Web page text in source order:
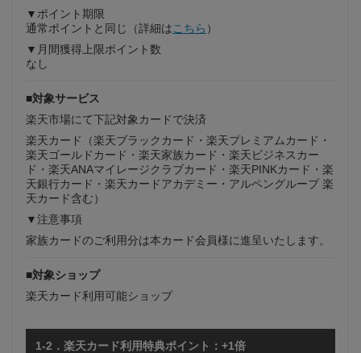
▼ポイント期限
通常ポイントと同じ（詳細は こちら ）
▼月間獲得上限ポイント数
なし
■対象サービス
楽天市場にて下記対象カードで決済
楽天カード（楽天ブラックカード・楽天プレミアムカード・
楽天ゴールドカード・楽天家族カード・楽天ビジネスカー
ド・楽天ANAマイレージクラブカード・楽天PINKカード・楽
天銀行カード・楽天カードアカデミー・アルペングループ 楽
天カード含む）
▼注意事項
家族カードのご利用分は本カード会員様に進呈いたします。
■対象ショップ
楽天カード利用可能ショップ
1-2．楽天カード利用特典ポイント：+1倍